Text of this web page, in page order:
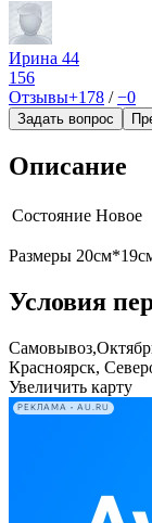
Ирина 44
156
Отзывы+178 /−0
Задать вопрос
Описание
Состояние Новое
Размеры
Условия
Красноярск,
Увеличить карту
РЕКЛАМА • AU.RU